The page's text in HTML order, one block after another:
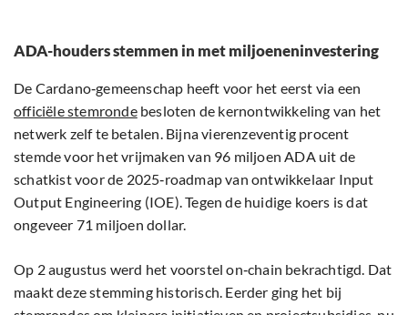
ADA-houders stemmen in met miljoeneninvestering
De Cardano‑gemeenschap heeft voor het eerst via een
officiële stemrondebesloten de kernontwikkeling van het
netwerk zelf te betalen. Bijna vierenzeventig procent
stemde voor het vrijmaken van 96 miljoen ADA uit de
schatkist voor de 2025‑roadmap van ontwikkelaar Input
Output Engineering (IOE). Tegen de huidige koers is dat
ongeveer 71 miljoen dollar.
Op 2 augustus werd het voorstel on‑chain bekrachtigd. Dat
maakt deze stemming historisch. Eerder ging het bij